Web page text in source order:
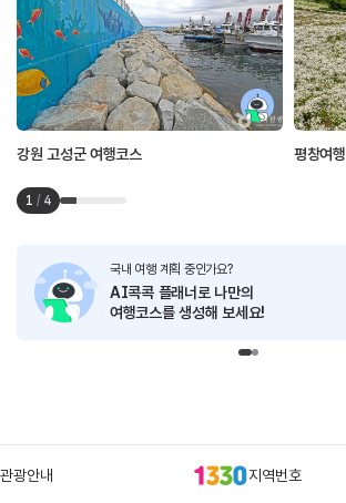
강원 고성군 여행코스 평창여행
1 / 4
국내 여행 계획 중인가요?
AI콕콕 플래너로 나만의
여행코스를 생성해 보세요!
관광안내 지역번호